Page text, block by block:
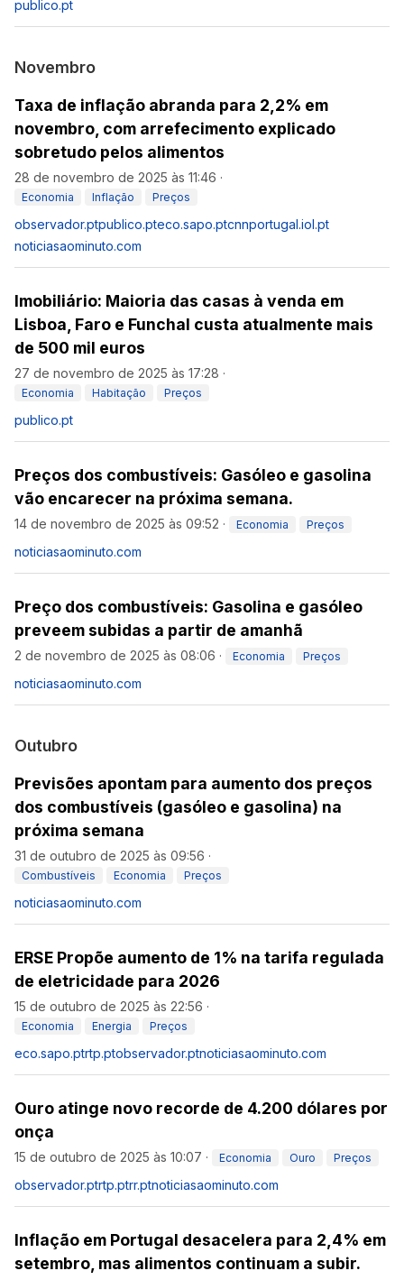
publico.pt
Novembro
Taxa de inflação abranda para 2,2% em
novembro, com arrefecimento explicado
sobretudo pelos alimentos
28 de novembro de 2025 às 11:46 ·
Economia Inflação Preços
observador.ptpublico.pteco.sapo.ptcnnportugal.iol.pt
noticiasaominuto.com
Imobiliário: Maioria das casas à venda em
Lisboa, Faro e Funchal custa atualmente mais
de 500 mil euros
27 de novembro de 2025 às 17:28 ·
Economia Habitação Preços
publico.pt
Preços dos combustíveis: Gasóleo e gasolina
vão encarecer na próxima semana.
14 de novembro de 2025 às 09:52 · Economia Preços
noticiasaominuto.com
Preço dos combustíveis: Gasolina e gasóleo
preveem subidas a partir de amanhã
2 de novembro de 2025 às 08:06 · Economia Preços
noticiasaominuto.com
Outubro
Previsões apontam para aumento dos preços
dos combustíveis (gasóleo e gasolina) na
próxima semana
31 de outubro de 2025 às 09:56 ·
Combustíveis Economia Preços
noticiasaominuto.com
ERSE Propõe aumento de 1% na tarifa regulada
de eletricidade para 2026
15 de outubro de 2025 às 22:56 ·
Economia Energia Preços
eco.sapo.ptrtp.ptobservador.ptnoticiasaominuto.com
Ouro atinge novo recorde de 4.200 dólares por
onça
15 de outubro de 2025 às 10:07 · Economia Ouro Preços
observador.ptrtp.ptrr.ptnoticiasaominuto.com
Inflação em Portugal desacelera para 2,4% em
setembro, mas alimentos continuam a subir.